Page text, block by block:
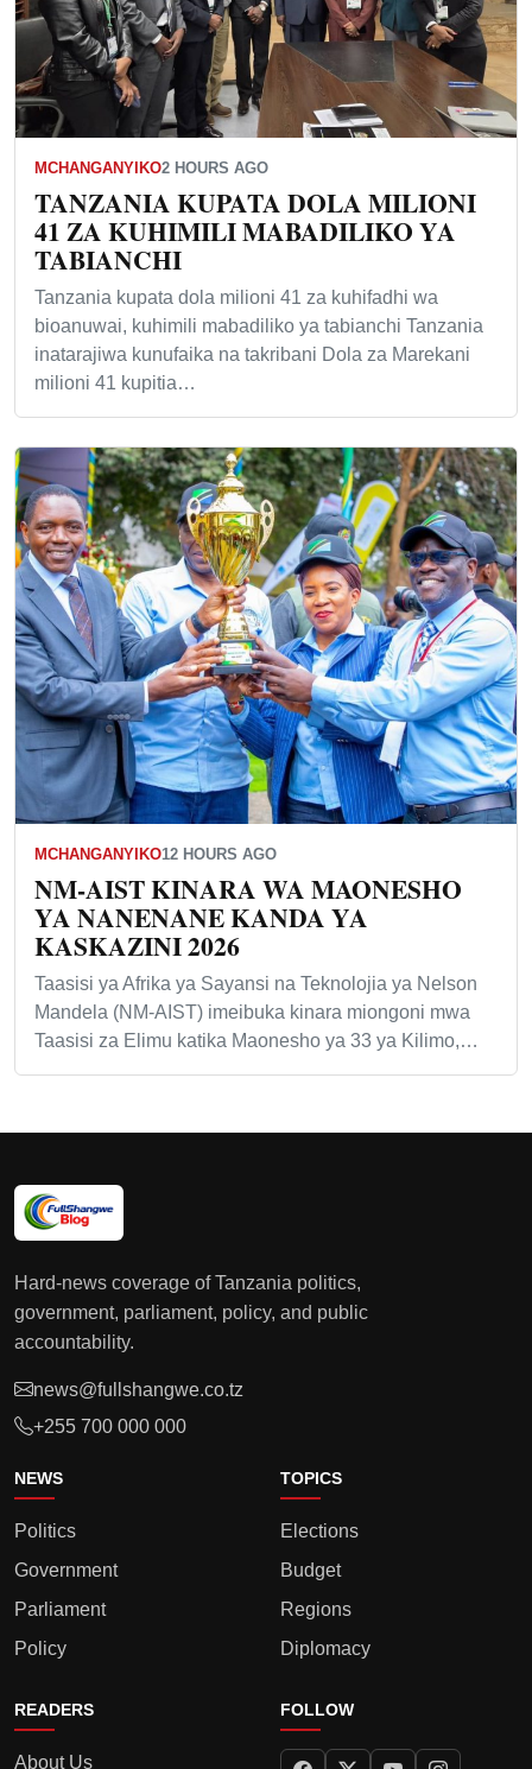
MCHANGANYIKO2 HOURS AGO
TANZANIA KUPATA DOLA MILIONI
41 ZA KUHIMILI MABADILIKO YA
TABIANCHI
Tanzania kupata dola milioni 41 za kuhifadhi wa
bioanuwai, kuhimili mabadiliko ya tabianchi Tanzania
inatarajiwa kunufaika na takribani Dola za Marekani
milioni 41 kupitia…
MCHANGANYIKO12 HOURS AGO
NM-AIST KINARA WA MAONESHO
YA NANENANE KANDA YA
KASKAZINI 2026
Taasisi ya Afrika ya Sayansi na Teknolojia ya Nelson
Mandela (NM-AIST) imeibuka kinara miongoni mwa
Taasisi za Elimu katika Maonesho ya 33 ya Kilimo,…
Hard-news coverage of Tanzania politics,
government, parliament, policy, and public
accountability.
news@fullshangwe.co.tz
+255 700 000 000
NEWS
Politics
Government
Parliament
Policy
TOPICS
Elections
Budget
Regions
Diplomacy
READERS
About Us
FOLLOW